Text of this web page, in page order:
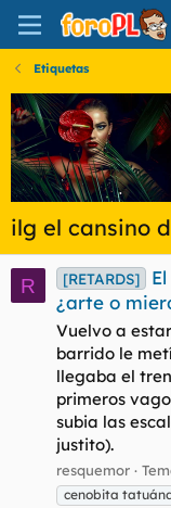
Etiquetas
ilg el cansino
R [RETARDS]
¿arte o
Vuelvo a
barrido le
llegaba el
primeros
subia las
justito).
resquemor
cenobita